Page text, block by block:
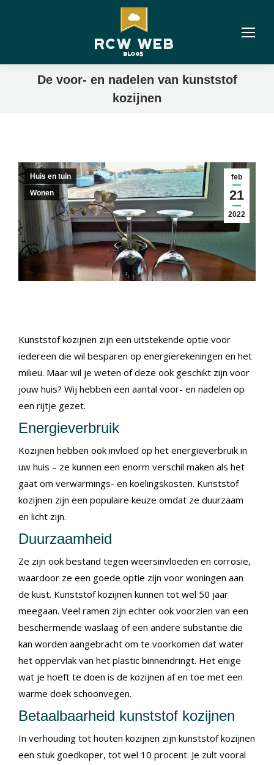
De voor- en nadelen van kunststof
kozijnen
feb
21
2022
Huis en tuin
Wonen
Kunststof kozijnen zijn een uitstekende optie voor
iedereen die wil besparen op energierekeningen en het
milieu. Maar wil je weten of deze ook geschikt zijn voor
jouw huis? Wij hebben een aantal voor- en nadelen op
een rijtje gezet.
Energieverbruik
Kozijnen hebben ook invloed op het energieverbruik in
uw huis – ze kunnen een enorm verschil maken als het
gaat om verwarmings- en koelingskosten. Kunststof
kozijnen zijn een populaire keuze omdat ze duurzaam
en licht zijn.
Duurzaamheid
Ze zijn ook bestand tegen weersinvloeden en corrosie,
waardoor ze een goede optie zijn voor woningen aan
de kust. Kunststof kozijnen kunnen tot wel 50 jaar
meegaan. Veel ramen zijn echter ook voorzien van een
beschermende waslaag of een andere substantie die
kan worden aangebracht om te voorkomen dat water
het oppervlak van het plastic binnendringt. Het enige
wat je hoeft te doen is de kozijnen af en toe met een
warme doek schoonvegen.
Betaalbaarheid kunststof kozijnen
In verhouding tot houten kozijnen zijn kunststof kozijnen
een stuk goedkoper, tot wel 10 procent. Je zult vooral